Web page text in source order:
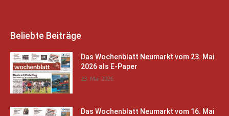
Beliebte Beiträge
Das Wochenblatt Neumarkt vom 23. Mai
2026 als E-Paper
23. Mai 2026
Das Wochenblatt Neumarkt vom 16. Mai